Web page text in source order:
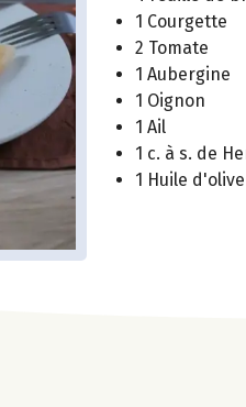
1 Courgette
2 Tomate
1 Aubergine
1 Oignon
1 Ail
1 c. à s. de
1 Huile d'olive